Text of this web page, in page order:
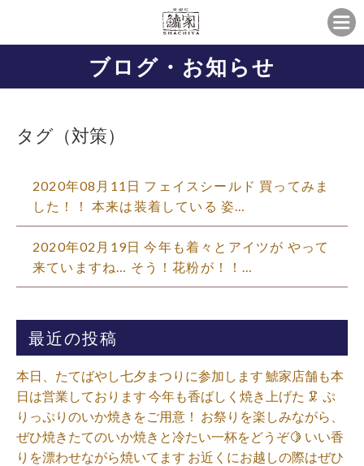
ブログ・お知らせ
タグ（対策）
2020年08月11日 フェイスシールド 買ってみま
した！！ 本来は装着している 姿…
2020年02月19日 今年も着々とアイツが やって
来ていますね… そう！花粉が！！…
最近の投稿
本日、たてばやし七夕まつりに参加します 鯱家店舗も本
日は営業しております️ 今年も香ばしく焼き上げた 🦑 ぷ
りっぷりのいか焼きをご用意！ お祭りを楽しみながら、
ぜひ焼きたてのいか焼きと冷たい一杯をどうぞ🍋 いい香
りを漂わせながら焼いてます お近くにお越しの際はぜひ